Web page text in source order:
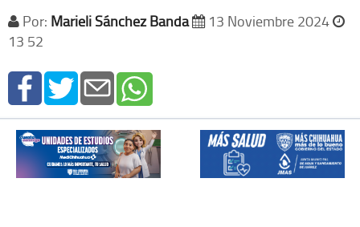
Por: Marieli Sánchez Banda
13 Noviembre 2024
13 52